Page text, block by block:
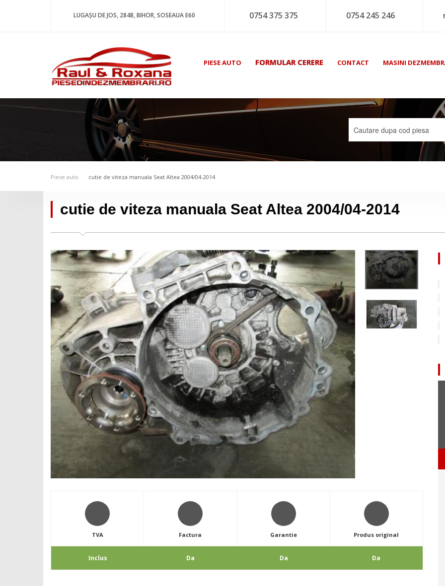
LUGAȘU DE JOS, 284B, BIHOR, SOSEAUA E60 0754 375 375 0754 245 246
PIESE AUTO FORMULAR CERERE CONTACT MASINI
Piese auto cutie de viteza manuala Seat Altea 2004/04-2014
cutie de viteza manuala Seat Altea 2004/04-2014
TVA
Inclus
Factura
Da
Garantie
Da
Produs original
Da